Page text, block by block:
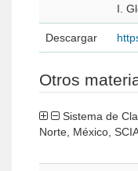
I.
Descargar
Otros
Norte, México,